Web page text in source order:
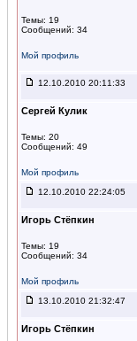
Темы: 19
Сообщений: 34
Мой профиль
12.10.2010 20:11:33
Сергей Кулик
Темы: 20
Сообщений: 49
Мой профиль
12.10.2010 22:24:05
Игорь Стёпкин
Темы: 19
Сообщений: 34
Мой профиль
13.10.2010 21:32:47
Игорь Стёпкин